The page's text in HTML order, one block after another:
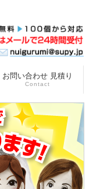
お問い合わせ 見積り
Contact